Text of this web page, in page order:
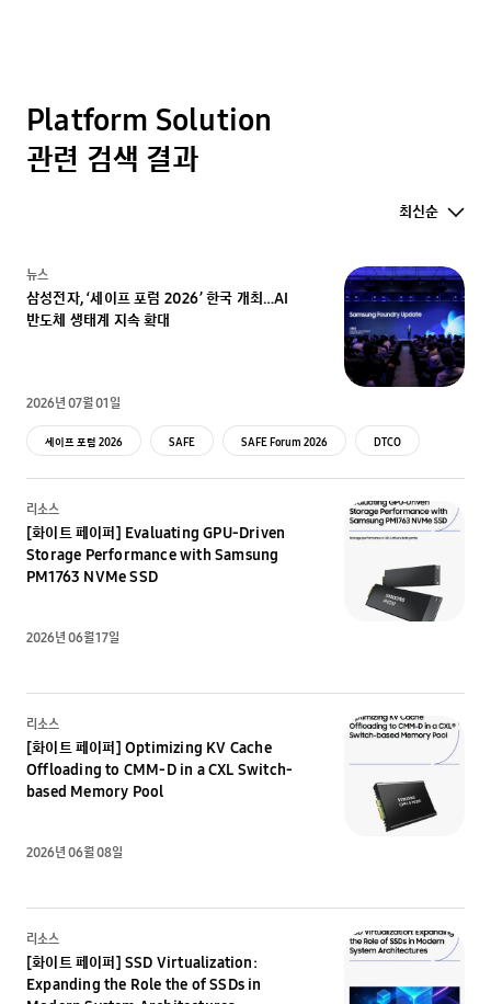
Platform Solution
관련 검색 결과
최신순
뉴스
삼성전자, ‘세이프 포럼 2026’ 한국 개최…AI
반도체 생태계 지속 확대
2026년 07월 01일
세이프 포럼 2026 SAFE SAFE Forum 2026 DTCO
리소스
[화이트 페이퍼] Evaluating GPU-Driven
Storage Performance with Samsung
PM1763 NVMe SSD
2026년 06월 17일
리소스
[화이트 페이퍼] Optimizing KV Cache
Offloading to CMM-D in a CXL Switch-
based Memory Pool
2026년 06월 08일
리소스
[화이트 페이퍼] SSD Virtualization:
Expanding the Role the of SSDs in